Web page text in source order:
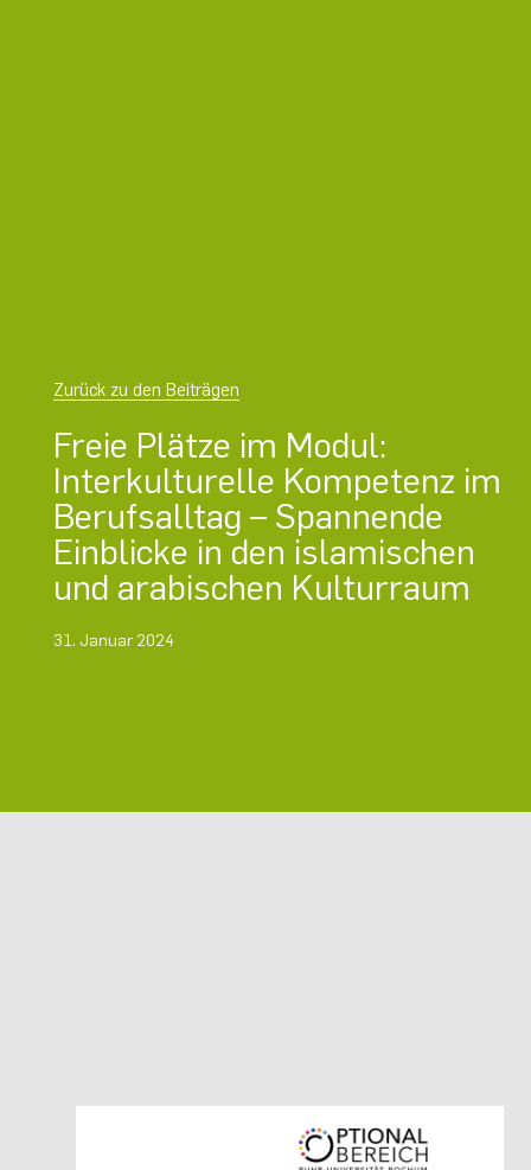
Zurück zu den Beiträgen
Freie Plätze im Modul:
Interkulturelle Kompetenz im
Berufsalltag – Spannende
Einblicke in den islamischen
und arabischen Kulturraum
31. Januar 2024